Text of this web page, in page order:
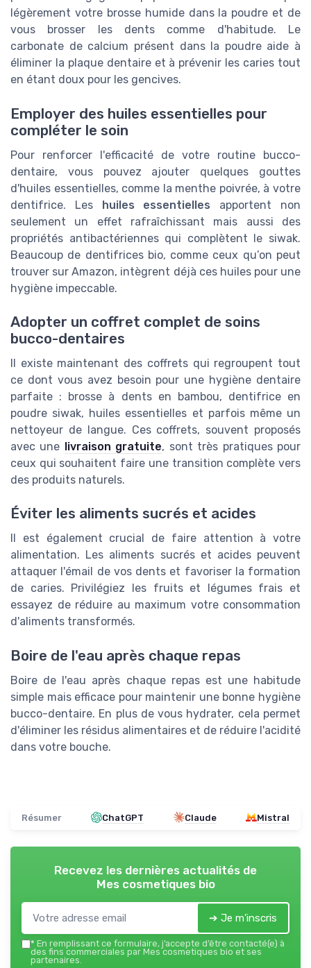
légèrement votre brosse humide dans la poudre et de
vous brosser les dents comme d'habitude. Le
carbonate de calcium présent dans la poudre aide à
éliminer la plaque dentaire et à prévenir les caries tout
en étant doux pour les gencives.
Employer des huiles essentielles pour
compléter le soin
Pour renforcer l'efficacité de votre routine bucco-
dentaire, vous pouvez ajouter quelques gouttes
d'huiles essentielles, comme la menthe poivrée, à votre
dentifrice. Les huiles essentielles apportent non
seulement un effet rafraîchissant mais aussi des
propriétés antibactériennes qui complètent le siwak.
Beaucoup de dentifrices bio, comme ceux qu’on peut
trouver sur Amazon, intègrent déjà ces huiles pour une
hygiène impeccable.
Adopter un coffret complet de soins
bucco-dentaires
Il existe maintenant des coffrets qui regroupent tout
ce dont vous avez besoin pour une hygiène dentaire
parfaite : brosse à dents en bambou, dentifrice en
poudre siwak, huiles essentielles et parfois même un
nettoyeur de langue. Ces coffrets, souvent proposés
avec une livraison gratuite, sont très pratiques pour
ceux qui souhaitent faire une transition complète vers
des produits naturels.
Éviter les aliments sucrés et acides
Il est également crucial de faire attention à votre
alimentation. Les aliments sucrés et acides peuvent
attaquer l'émail de vos dents et favoriser la formation
de caries. Privilégiez les fruits et légumes frais et
essayez de réduire au maximum votre consommation
d'aliments transformés.
Boire de l'eau après chaque repas
Boire de l'eau après chaque repas est une habitude
simple mais efficace pour maintenir une bonne hygiène
bucco-dentaire. En plus de vous hydrater, cela permet
d'éliminer les résidus alimentaires et de réduire l'acidité
dans votre bouche.
Résumer ChatGPT Claude Mistral
Recevez les dernières actualités de
Mes cosmetiques bio
➔ Je m'inscris
* En remplissant ce formulaire, j’accepte d’être contacté(e) à
des fins commerciales par Mes cosmetiques bio et ses
partenaires.